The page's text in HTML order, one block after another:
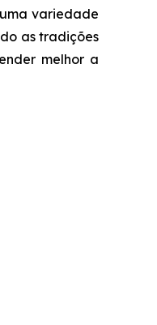
variedade
as tradições
melhor a